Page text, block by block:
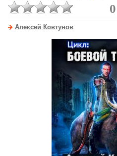
0
Алексей Ковтунов